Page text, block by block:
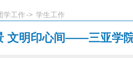
学工作-> 学生工作
文明印心间——三亚学